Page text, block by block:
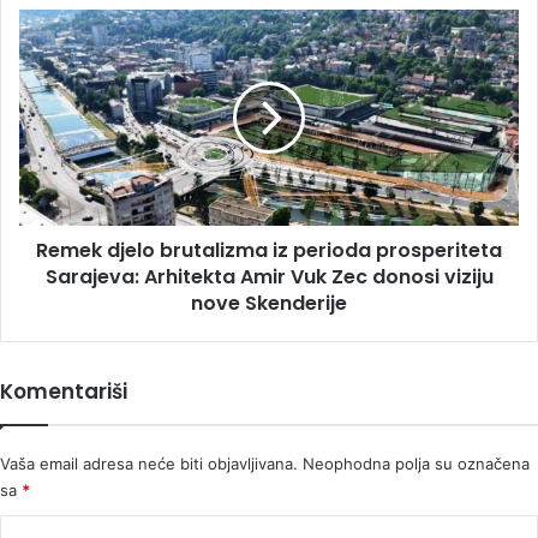
Smaila
Prevljaka
Remek
djelo
brutalizma
iz
perioda
prosperiteta
Sarajeva:
Arhitekta
Amir
Vuk
nove
Remek djelo brutalizma iz perioda prosperiteta
Sarajeva: Arhitekta Amir Vuk Zec donosi viziju
nove Skenderije
Komentariši
Vaša email adresa neće biti objavljivana. Neophodna polja su označena
sa *